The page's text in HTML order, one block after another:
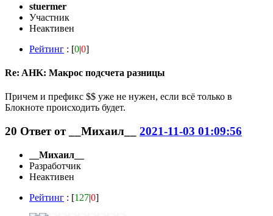
stuermer
Участник
Неактивен
Рейтинг : [0|0]
Re: AHK: Макрос подсчета разницы
Причем и префикс $$ уже не нужен, если всё только в
Блокноте происходить будет.
20 Ответ от __Михаил__ 2021-11-03 01:09:56
__Михаил__
Разработчик
Неактивен
Рейтинг : [127|0]